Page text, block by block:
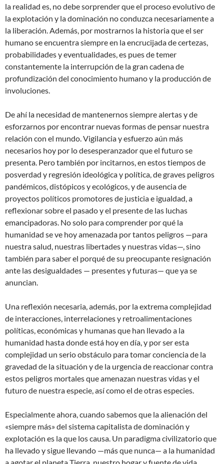
la realidad es, no debe sorprender que el proceso evolutivo de
la explotación y la dominación no conduzca necesariamente a
la liberación. Además, por mostrarnos la historia que el ser
humano se encuentra siempre en la encrucijada de certezas,
probabilidades y eventualidades, es pues de temer
constantemente la interrupción de la gran cadena de
profundización del conocimiento humano y la producción de
involuciones.
De ahí la necesidad de mantenernos siempre alertas y de
esforzarnos por encontrar nuevas formas de pensar nuestra
relación con el mundo. Vigilancia y esfuerzo aún más
necesarios hoy por lo desesperanzador que el futuro se
presenta. Pero también por incitarnos, en estos tiempos de
posverdad y regresión ideológica y política, de graves peligros
pandémicos, distópicos y ecológicos, y de ausencia de
proyectos políticos promotores de justicia e igualdad, a
reflexionar sobre el pasado y el presente de las luchas
emancipadoras. No solo para comprender por qué la
humanidad se ve hoy amenazada por tantos peligros —para
nuestra salud, nuestras libertades y nuestras vidas—, sino
también para saber el porqué de su preocupante resignación
ante las desigualdades — presentes y futuras— que ya se
anuncian.
Una reflexión necesaria, además, por la extrema complejidad
de interacciones, interrelaciones y retroalimentaciones
políticas, económicas y humanas que han llevado a la
humanidad hasta donde está hoy en día, y por ser esta
complejidad un serio obstáculo para tomar conciencia de la
gravedad de la situación y de la urgencia de reaccionar contra
estos peligros mortales que amenazan nuestras vidas y el
futuro de nuestra especie, así como el de otras especies.
Especialmente ahora, cuando sabemos que la alienación del
«siempre más» del sistema capitalista de dominación y
explotación es la que los causa. Un paradigma civilizatorio que
ha llevado y sigue llevando —más que nunca— a la humanidad